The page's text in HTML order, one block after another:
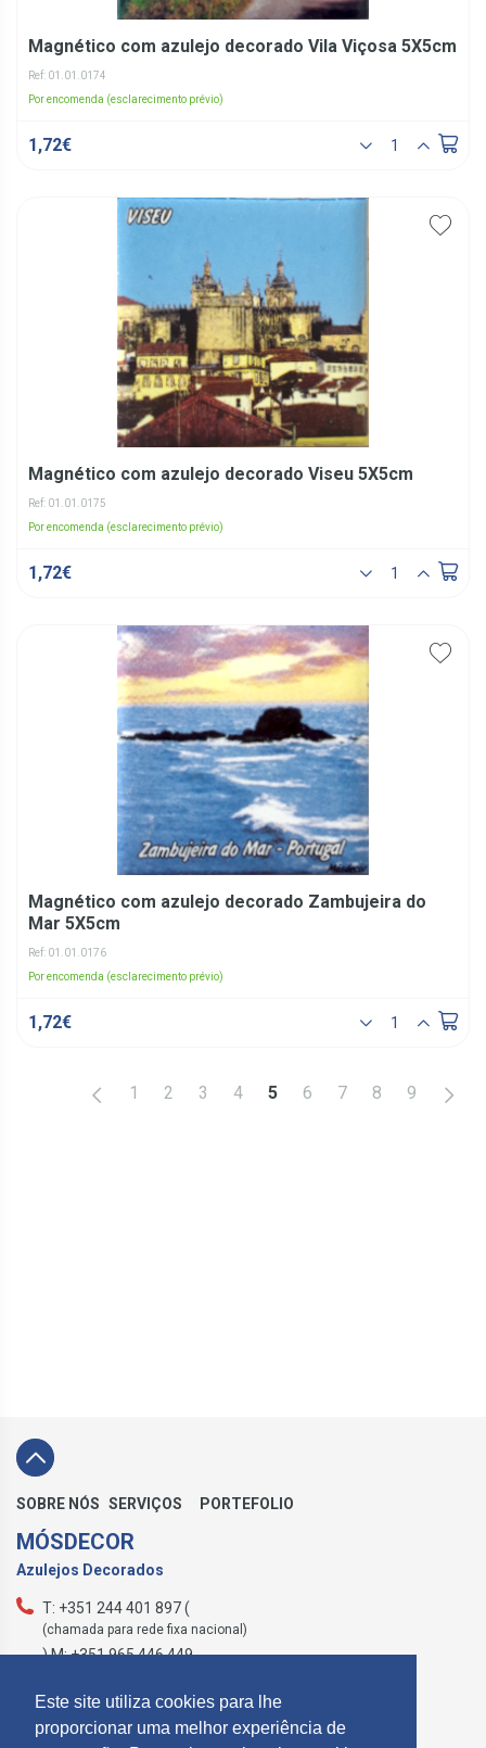
Este site utiliza cookies para lhe
proporcionar uma melhor experiência de
Magnético com azulejo decorado Vila Viçosa 5X5cm
Ref: 01.01.0174
Por encomenda (esclarecimento prévio)
1,72€
Magnético com azulejo decorado Viseu 5X5cm
Ref: 01.01.0175
Por encomenda (esclarecimento prévio)
1,72€
Magnético com azulejo decorado Zambujeira do
Mar 5X5cm
Ref: 01.01.0176
Por encomenda (esclarecimento prévio)
1,72€
1 2 3 4 5 6 7 8 9
SOBRE NÓS SERVIÇOS PORTEFOLIO
MÓSDECOR
Azulejos Decorados
T: +351 244 401 897 (
(chamada para rede fixa nacional)
) M: +351 965 446 449